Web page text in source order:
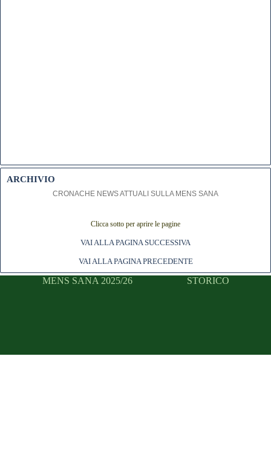
ARCHIVIO
CRONACHE NEWS ATTUALI SULLA MENS SANA
Clicca sotto per aprire le pagine
VAI ALLA PAGINA SUCCESSIVA
VAI ALLA PAGINA PRECEDENTE
MENS SANA 2025/26 STORICO